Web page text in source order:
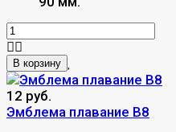
В корзину
12 руб.
Эмблема плавание B8